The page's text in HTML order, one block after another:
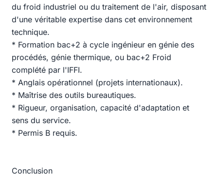
du froid industriel ou du traitement de l'air, disposant
d'une véritable expertise dans cet environnement
technique.
* Formation bac+2 à cycle ingénieur en génie des
procédés, génie thermique, ou bac+2 Froid
complété par l'IFFI.
* Anglais opérationnel (projets internationaux).
* Maîtrise des outils bureautiques.
* Rigueur, organisation, capacité d'adaptation et
sens du service.
* Permis B requis.
Conclusion